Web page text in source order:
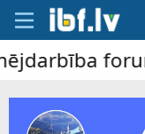
forums